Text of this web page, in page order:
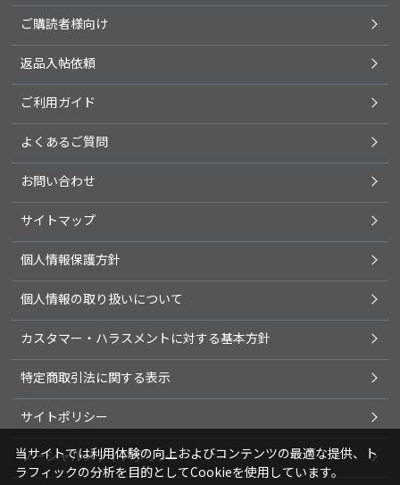
ご購読者様向け
返品入帖依頼
ご利用ガイド
よくあるご質問
お問い合わせ
サイトマップ
個人情報保護方針
個人情報の取り扱いについて
カスタマー・ハラスメントに対する基本方針
特定商取引法に関する表示
サイトポリシー
ソーシャルメディアポリシー
当サイトでは利用体験の向上およびコンテンツの最適な提供、ト
ラフィックの分析を目的としてCookieを使用しています。